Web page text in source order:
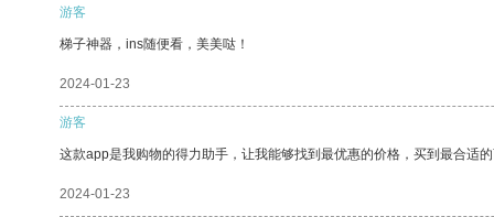
游客
梯子神器，ins随便看，美美哒！
2024-01-23
游客
这款app是我购物的得力助手，让我能够找到最优惠的价格，买到最合适
2024-01-23